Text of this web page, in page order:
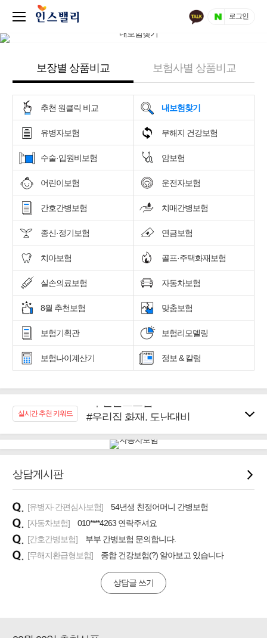
로그인
보장별 상품비교 보험사별 상품비교
추천 원클릭 비교 내보험찾기
유병자보험 무해지 건강보험
수술·입원비보험 암보험
어린이보험 운전자보험
간호간병보험 치매간병보험
종신·정기보험 연금보험
치아보험 골프·주택화재보험
실손의료보험 자동차보험
8월 추천보험 맞춤보험
보험기획관 보험리모델링
보험나이계산기 정보 & 칼럼
실시간 추천 키워드
#우리집 화재, 도난대비
#임플란트, 치아치료보장
#무해지 건강보험
#바뀌기전에 4세대 가입
상담게시판
[유병자·간편심사보험]
54년생 친정어머니 간병보험
[자동차보험]
010****4263 연락주셔요
[간호간병보험]
부부 간병보험 문의합니다.
[무해지환급형보험]
종합 건강보험(?) 알아보고 있습니다
상담글 쓰기